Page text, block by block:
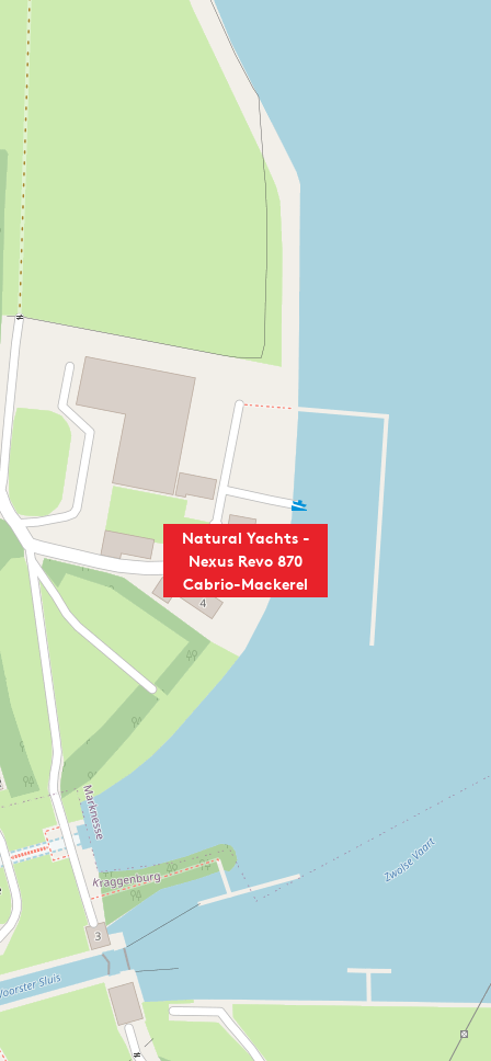
Natural Yachts -
Nexus Revo 870
Cabrio-Mackerel